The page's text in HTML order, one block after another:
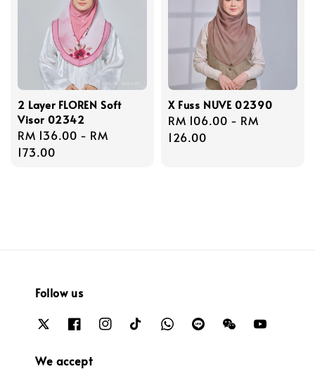
2 Layer FLOREN Soft
Visor 02342
Regular
price
RM 136.00 - RM
173.00
X Fuss NUVE 02390
Regular
price
RM 106.00 - RM
126.00
Follow us
We accept